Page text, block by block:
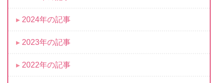
2024年の記事
2023年の記事
2022年の記事